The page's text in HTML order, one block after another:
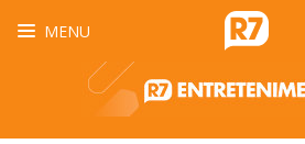
MENU